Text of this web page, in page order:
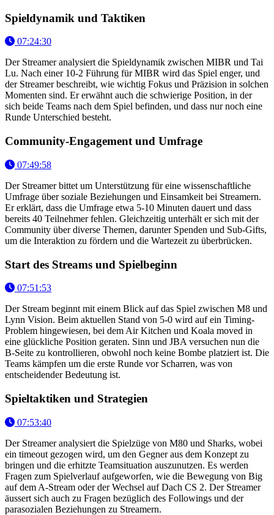
Spieldynamik und Taktiken
07:24:30
Der Streamer analysiert die Spieldynamik zwischen MIBR und Tai
Lu. Nach einer 10-2 Führung für MIBR wird das Spiel enger, und
der Streamer beschreibt, wie wichtig Fokus und Präzision in solchen
Momenten sind. Er erwähnt auch die schwierige Position, in der
sich beide Teams nach dem Spiel befinden, und dass nur noch eine
Runde Unterschied besteht.
Community-Engagement und Umfrage
07:49:58
Der Streamer bittet um Unterstützung für eine wissenschaftliche
Umfrage über soziale Beziehungen und Einsamkeit bei Streamern.
Er erklärt, dass die Umfrage etwa 5-10 Minuten dauert und dass
bereits 40 Teilnehmer fehlen. Gleichzeitig unterhält er sich mit der
Community über diverse Themen, darunter Spenden und Sub-Gifts,
um die Interaktion zu fördern und die Wartezeit zu überbrücken.
Start des Streams und Spielbeginn
07:51:53
Der Stream beginnt mit einem Blick auf das Spiel zwischen M8 und
Lynn Vision. Beim aktuellen Stand von 5-0 wird auf ein Timing-
Problem hingewiesen, bei dem Air Kitchen und Koala moved in
eine glückliche Position geraten. Sinn und JBA versuchen nun die
B-Seite zu kontrollieren, obwohl noch keine Bombe platziert ist. Die
Teams kämpfen um die erste Runde vor Scharren, was von
entscheidender Bedeutung ist.
Spieltaktiken und Strategien
07:53:40
Der Streamer analysiert die Spielzüge von M80 und Sharks, wobei
ein timeout gezogen wird, um den Gegner aus dem Konzept zu
bringen und die erhitzte Teamsituation auszunutzen. Es werden
Fragen zum Spielverlauf aufgeworfen, wie die Bewegung von Big
auf dem A-Stream oder der Wechsel auf Dach CS 2. Der Streamer
äussert sich auch zu Fragen bezüglich des Followings und der
parasozialen Beziehungen zu Streamern.